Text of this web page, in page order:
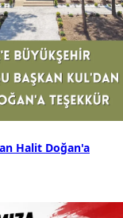
Halit Doğan'a